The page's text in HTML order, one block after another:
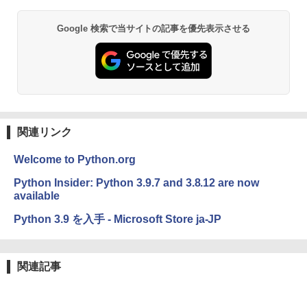
￥1,300
Microsoft Office Home & Business 202
4(最新 永続版)|オンラインコード版|Wind
ows11、10/mac対応|PC2台
￥39,582
インゲームコード】 ロブロックス | オン
ClaudeCode いちばんやさしい 教科書:
非エンジニア 初心者 素人 でも安心 使い
方 マニュアル AI副業にもコンテンツ作成
にもKindle出版にも！ 非エンジニアのた
めのAIコーディング入門シリーズ
ードウェア・市販ソフトウェアのパーフ
ェクトリストと最新エミュレータ紹介
￥19,980
Kindle Paperwhite シグニチャーエディ
ション (32GB) 7インチディスプレイ、明
るさ自動調整、色調調節ライト、12週間
Amazon Kindle Colorsoft | 16GBストレ
テリー、広告無し、ブラック (2025年発
Google 検索で当サイトの記事を優先表示させる
関連リンク
Welcome to Python.org
Python Insider: Python 3.9.7 and 3.8.12 are now
available
Python 3.9 を入手 - Microsoft Store ja-JP
関連記事